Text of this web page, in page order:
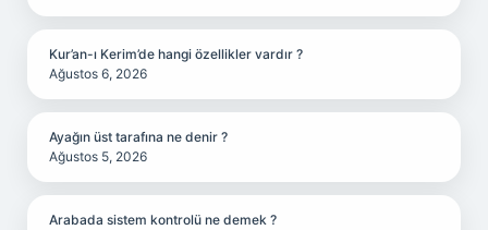
Kur’an-ı Kerim’de hangi özellikler vardır ?
Ağustos 6, 2026
Ayağın üst tarafına ne denir ?
Ağustos 5, 2026
Arabada sistem kontrolü ne demek ?